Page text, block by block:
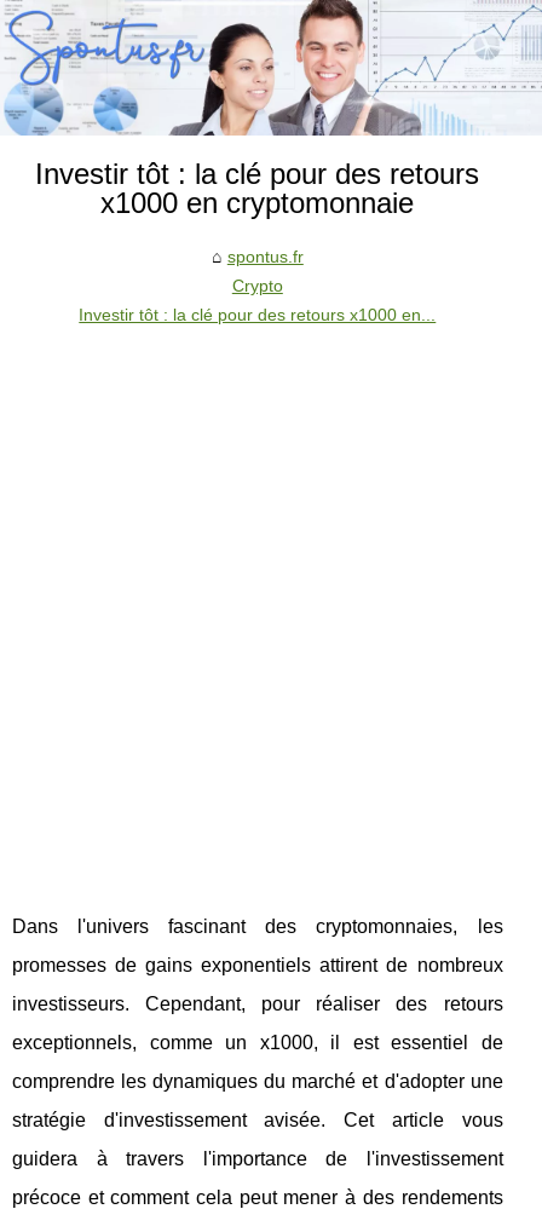
Investir tôt : la clé pour des retours
x1000 en cryptomonnaie
spontus.fr
Crypto
Investir tôt : la clé pour des retours x1000 en...
Dans l'univers fascinant des cryptomonnaies, les
promesses de gains exponentiels attirent de nombreux
investisseurs. Cependant, pour réaliser des retours
exceptionnels, comme un x1000, il est essentiel de
comprendre les dynamiques du marché et d'adopter une
stratégie d'investissement avisée. Cet article vous
guidera à travers l'importance de l'investissement
précoce et comment cela peut mener à des rendements